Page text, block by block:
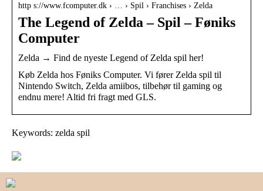
http s://www.fcomputer.dk › … › Spil › Franchises › Zelda
The Legend of Zelda – Spil – Føniks
Computer
Zelda → Find de nyeste Legend of Zelda spil her!
Køb Zelda hos Føniks Computer. Vi fører Zelda spil til
Nintendo Switch, Zelda amiibos, tilbehør til gaming og
endnu mere! Altid fri fragt med GLS.
Keywords: zelda spil